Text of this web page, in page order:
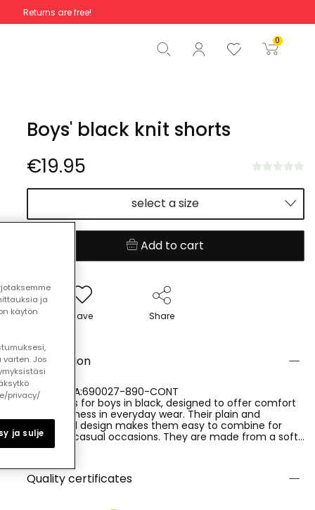
Returns are free!
0
Total €0.00
Start order
Boys' black knit shorts
€19.95
select a size
Add to cart
Save Share
Description
REFERENCIA:690027-890-CONT
Knit shorts for boys in black, designed to offer comfort
and freshness in everyday wear. Their plain and
functional design makes them easy to combine for
different casual occasions. They are made from a soft
knit fabric, with a composition of 100% cotton, providing
practical and versatile garment, ideal for the warmer
months.
Quality certificates
ja
käytön
Jos
privacy/
ja sulje